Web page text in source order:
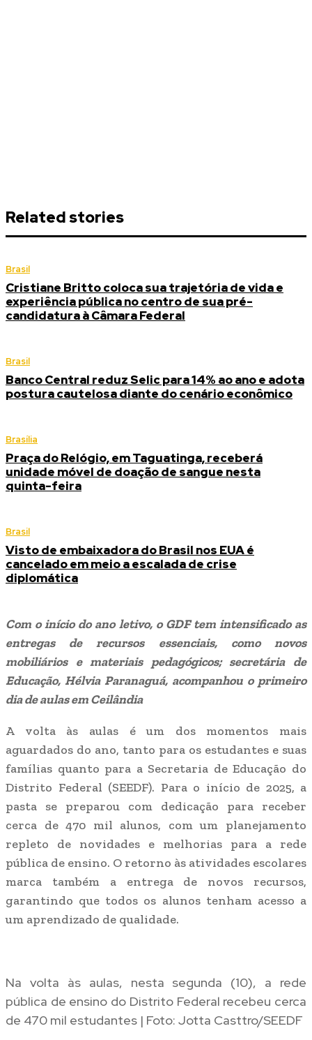
Related stories
Brasil
Cristiane Britto coloca sua trajetória de vida e
experiência pública no centro de sua pré-
candidatura à Câmara Federal
Brasil
Banco Central reduz Selic para 14% ao ano e adota
postura cautelosa diante do cenário econômico
Brasília
Praça do Relógio, em Taguatinga, receberá
unidade móvel de doação de sangue nesta
quinta-feira
Brasil
Visto de embaixadora do Brasil nos EUA é
cancelado em meio a escalada de crise
diplomática
Com o início do ano letivo, o GDF tem intensificado as
entregas de recursos essenciais, como novos
mobiliários e materiais pedagógicos; secretária de
Educação, Hélvia Paranaguá, acompanhou o primeiro
dia de aulas em Ceilândia
A volta às aulas é um dos momentos mais
aguardados do ano, tanto para os estudantes e suas
famílias quanto para a Secretaria de Educação do
Distrito Federal (SEEDF). Para o início de 2025, a
pasta se preparou com dedicação para receber
cerca de 470 mil alunos, com um planejamento
repleto de novidades e melhorias para a rede
pública de ensino. O retorno às atividades escolares
marca também a entrega de novos recursos,
garantindo que todos os alunos tenham acesso a
um aprendizado de qualidade.
Na volta às aulas, nesta segunda (10), a rede
pública de ensino do Distrito Federal recebeu cerca
de 470 mil estudantes | Foto: Jotta Casttro/SEEDF